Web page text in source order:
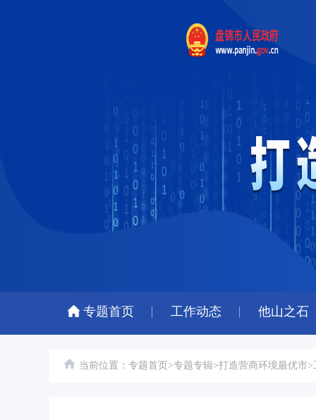
专题首页 工作动态 他山之石
当前位置： 专题首页 >专题专辑>打造营商环境最优市>